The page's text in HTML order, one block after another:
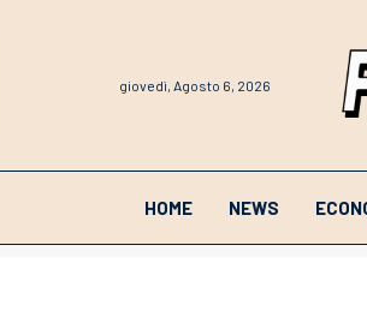
giovedì, Agosto 6, 2026
HOME NEWS